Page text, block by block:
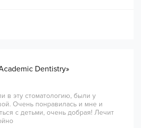
каналов прошло
Рекомендую всем, кто
Dentistry»
в эту стоматологию, были у
Очень понравилась и мне и
с детьми, очень добрая! Лечит